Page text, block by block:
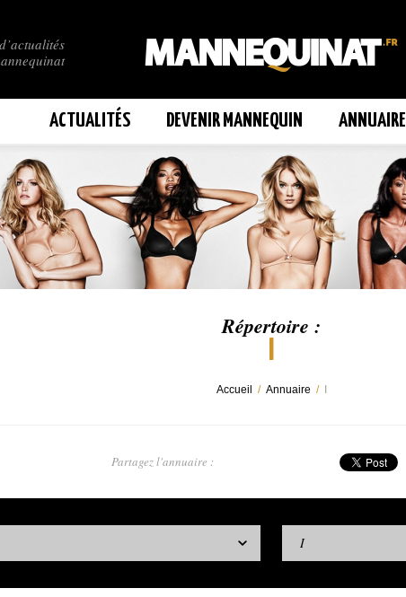
ACTUALITÉS DEVENIR MANNEQUIN ANNUAIRE
Répertoire :
Accueil / Annuaire /
Partagez l'annuaire :
I